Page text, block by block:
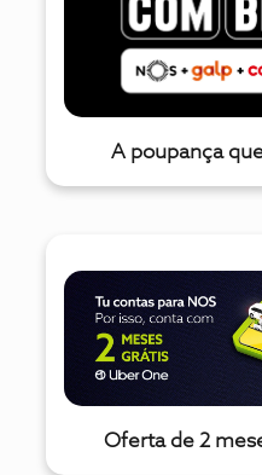
A poupança
Oferta de 2